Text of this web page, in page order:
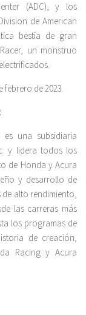
(ADC), y los
de American
bestia de gran
un monstruo
febrero de 2023.
es una subsidiaria
y lidera todos los
de Honda y Acura
y desarrollo de
alto rendimiento,
las carreras más
los programas de
de creación,
Racing y Acura